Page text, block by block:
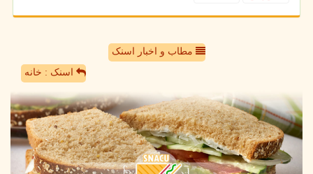
مطاب و اخبار اسنک
اسنک : خانه